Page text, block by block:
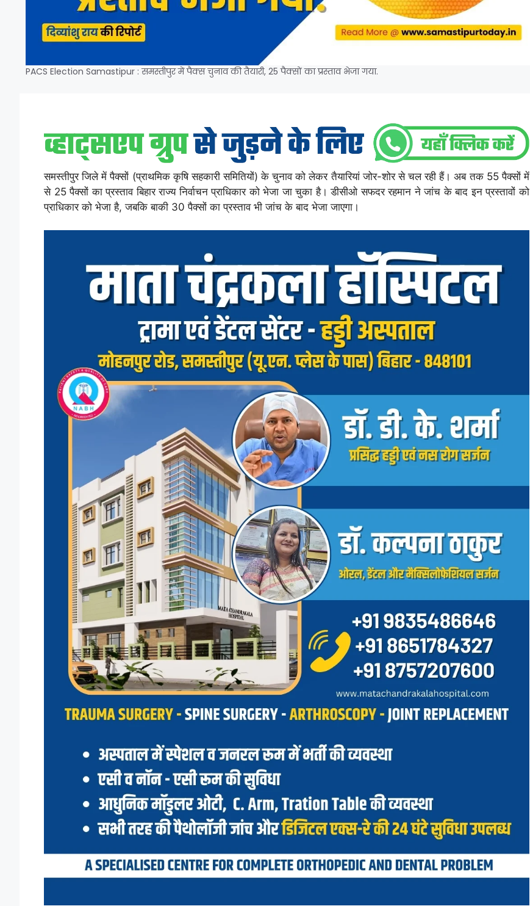
PACS Election Samastipur : समस्तीपुर में पैक्स चुनाव की तैयारी, 25 पैक्सों का प्रस्ताव भेजा गया.
समस्तीपुर जिले में पैक्सों (प्राथमिक कृषि सहकारी समितियों) के चुनाव को लेकर तैयारियां जोर-शोर से चल रही हैं। अब तक 55 पैक्सों में
से 25 पैक्सों का प्रस्ताव बिहार राज्य निर्वाचन प्राधिकार को भेजा जा चुका है। डीसीओ सफदर रहमान ने जांच के बाद इन प्रस्तावों को
प्राधिकार को भेजा है, जबकि बाकी 30 पैक्सों का प्रस्ताव भी जांच के बाद भेजा जाएगा।